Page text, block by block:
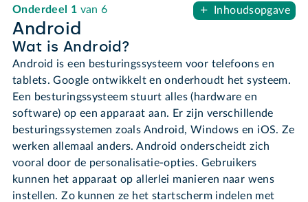
Onderdeel 1 van 6 Inhoudsopgave
Android
Wat is Android?
Android is een besturingssysteem voor telefoons en
tablets. Google ontwikkelt en onderhoudt het systeem.
Een besturingssysteem stuurt alles (hardware en
software) op een apparaat aan. Er zijn verschillende
besturingssystemen zoals Android, Windows en iOS. Ze
werken allemaal anders. Android onderscheidt zich
vooral door de personalisatie-opties. Gebruikers
kunnen het apparaat op allerlei manieren naar wens
instellen. Zo kunnen ze het startscherm indelen met